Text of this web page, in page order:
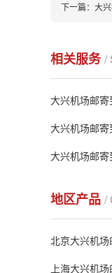
下一篇： 大
相关服务/
大兴机场邮
大兴机场邮
大兴机场邮
地区产品 /
北京大兴机
上海大兴机